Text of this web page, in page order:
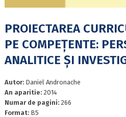
PROIECTAREA
PE COMPEŢENTE:
ANALITICE ŞI
Autor: Daniel Andronache
An aparitie: 2014
Numar de pagini: 266
Format: B5